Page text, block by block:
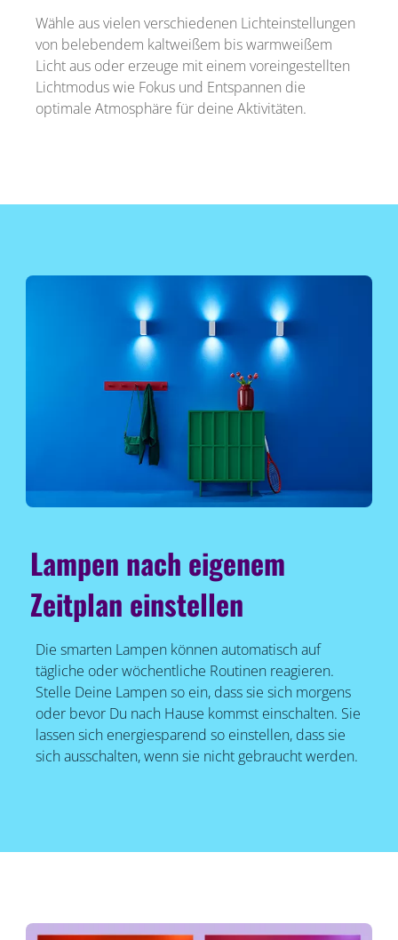
Wähle aus vielen verschiedenen Lichteinstellungen
von belebendem kaltweißem bis warmweißem
Licht aus oder erzeuge mit einem voreingestellten
Lichtmodus wie Fokus und Entspannen die
optimale Atmosphäre für deine Aktivitäten.
Lampen nach eigenem
Zeitplan einstellen
Die smarten Lampen können automatisch auf
tägliche oder wöchentliche Routinen reagieren.
Stelle Deine Lampen so ein, dass sie sich morgens
oder bevor Du nach Hause kommst einschalten. Sie
lassen sich energiesparend so einstellen, dass sie
sich ausschalten, wenn sie nicht gebraucht werden.